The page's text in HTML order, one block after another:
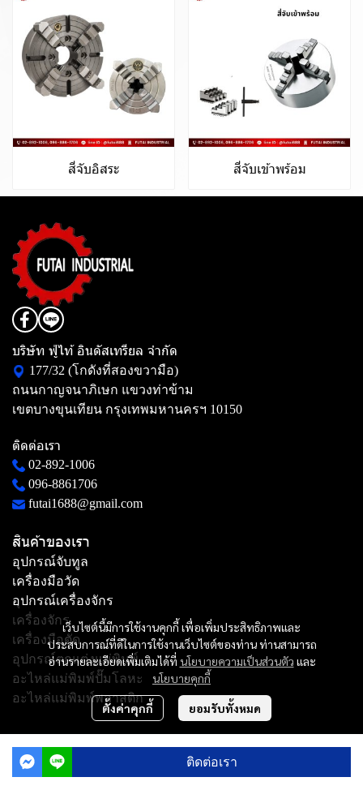
สี่จับอิสระ สี่จับเข้าพร้อม
ติดต่อเรา
เว็บไซต์นี้มีการใช้งานคุกกี้ เพื่อเพิ่มประสิทธิภาพและ
ประสบการณ์ที่ดีในการใช้งานเว็บไซต์ของท่าน ท่านสามารถ
อ่านรายละเอียดเพิ่มเติมได้ที่ นโยบายความเป็นส่วนตัว และ
นโยบายคุกกี้
ตั้งค่าคุกกี้ ยอมรับทั้งหมด
บริษัท ฟู่ไท้ อินดัสเทรียล จำกัด
177/32 (โกดังที่สองขวามือ)
ถนนกาญจนาภิเษก แขวงท่าข้าม
เขตบางขุนเทียน กรุงเทพมหานครฯ 10150
ติดต่อเรา
02-892-1006
096-8861706
futai1688@gmail.com
สินค้าของเรา
อุปกรณ์จับทูล
เครื่องมือวัด
อุปกรณ์เครื่องจักร
เครื่องจักร
เครื่องมือตัด
อุปกรณ์ตกแต่งแม่พิมพ์
อะไหล่แม่พิมพ์ปั๊มโลหะ
อะไหล่แม่พิมพ์พลาสติก
Copyright | All Rights Reserved | Powered by MWE
Powered By MakeWebEasy